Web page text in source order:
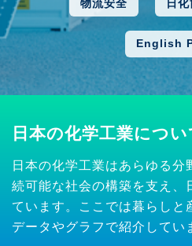
物流安全 日
English
日本の化学工業につい
日本の化学工業はあらゆる分
続可能な社会の構築を支え、
ています。ここでは暮らしと
データやグラフで紹介してい